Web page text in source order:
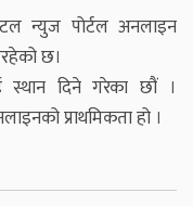
न्युज पोर्टल अनलाइन
छ।
स्थान दिने गरेका छौं ।
प्राथमिकता हो ।